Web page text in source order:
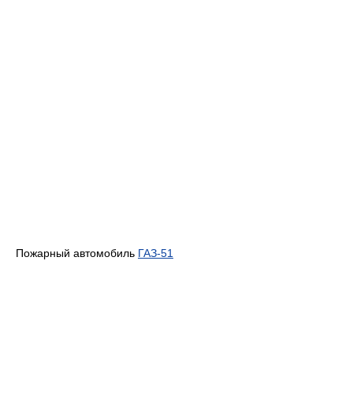
Пожарный автомобиль ГАЗ-51